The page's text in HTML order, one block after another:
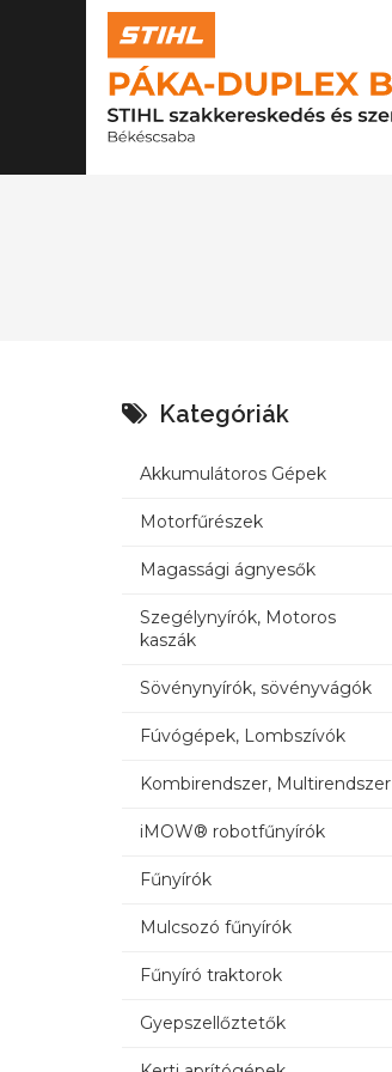
Kategóriák
Akkumulátoros Gépek
Motorfűrészek
Magassági ágnyesők
Szegélynyírók, Motoros
kaszák
Sövénynyírók, sövényvágók
Fúvógépek, Lombszívók
Kombirendszer, Multirendszer
iMOW® robotfűnyírók
Fűnyírók
Mulcsozó fűnyírók
Fűnyíró traktorok
Gyepszellőztetők